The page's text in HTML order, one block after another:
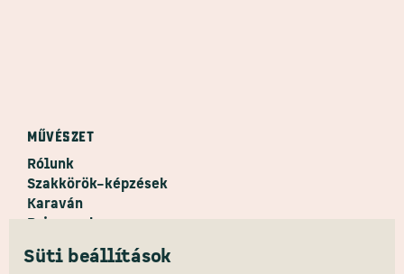
MŰVÉSZET
Rólunk
Szakkörök–képzések
Karaván
Primaped
Kollaborációk
Print house
Süti beállítások